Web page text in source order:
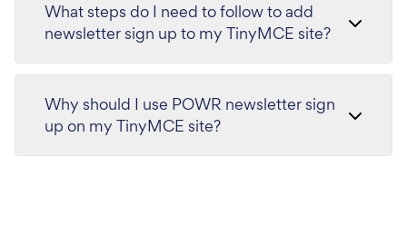
What steps do I need to follow to add
newsletter sign up to my TinyMCE site?
Why should I use POWR newsletter sign
up on my TinyMCE site?